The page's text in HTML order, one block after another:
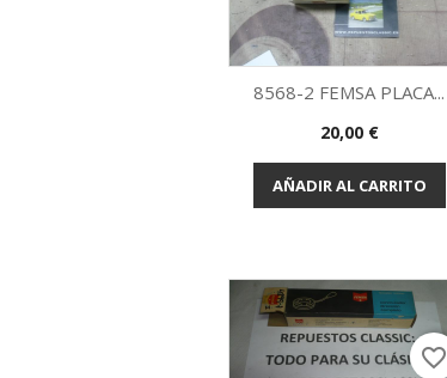
Vista rápida
8568-2 FEMSA PLACA...
Precio
20,00 €
AÑADIR AL CARRITO
favorite_border